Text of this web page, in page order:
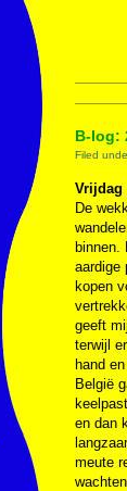
B-log:
Filed
Vrijdag
De
binnen.
aardige
kopen
geeft
terwijl
hand
België
en dan
meute